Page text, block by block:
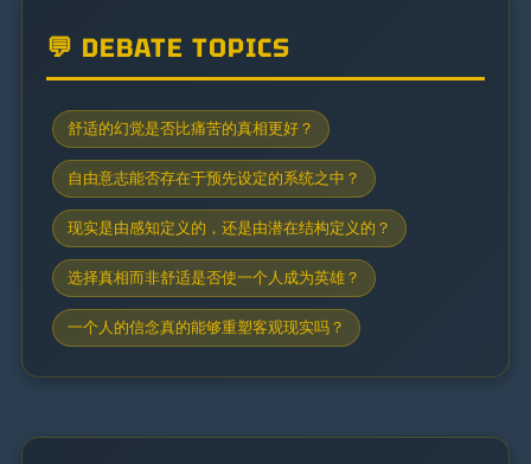
💬 DEBATE TOPICS
舒适的幻觉是否比痛苦的真相更好？
自由意志能否存在于预先设定的系统之中？
现实是由感知定义的，还是由潜在结构定义的？
选择真相而非舒适是否使一个人成为英雄？
一个人的信念真的能够重塑客观现实吗？